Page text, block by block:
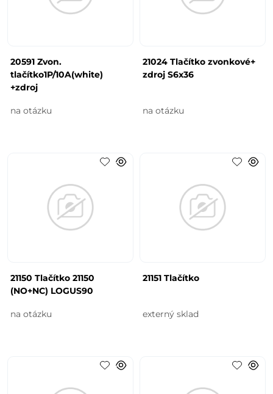
20591 Zvon.
tlačítko1P/10A(white)
+zdroj
na otázku
21024 Tlačítko zvonkové+
zdroj S6x36
na otázku
21150 Tlačítko 21150
(NO+NC) LOGUS90
na otázku
21151 Tlačítko
externý sklad